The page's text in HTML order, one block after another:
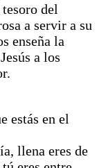
del
a servir a su
enseña la
a los
estás en el
llena eres de